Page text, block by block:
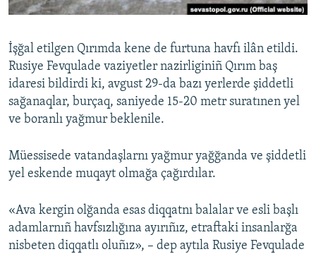
Русский
Українською
QOŞULIÑIZ!
RFE/RS bütün saytları
İşğal etilgen Qırımda kene de furtuna havfı ilân etildi.
Rusiye Fevqulade vaziyetler nazirliginiñ Qırım baş
idaresi bildirdi ki, avgust 29-da bazı yerlerde şiddetli
sağanaqlar, burçaq, saniyede 15-20 metr suratınen yel
ve boranlı yağmur beklenile.
Müessisede vatandaşlarnı yağmur yağğanda ve şiddetli
yel eskende muqayt olmağa çağırdılar.
«Ava kergin olğanda esas diqqatnı balalar ve esli başlı
adamlarnıñ havfsızlığına ayırıñız, etraftaki insanlarğa
nisbeten diqqatlı oluñız», – dep aytıla Rusiye Fevqulade